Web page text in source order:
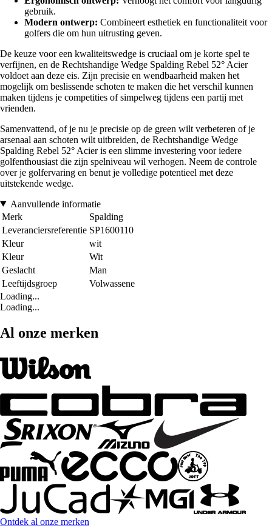
gebruik.
Modern ontwerp: Combineert esthetiek en functionaliteit voor
golfers die om hun uitrusting geven.
De keuze voor een kwaliteitswedge is cruciaal om je korte spel te
verfijnen, en de Rechtshandige Wedge Spalding Rebel 52° Acier
voldoet aan deze eis. Zijn precisie en wendbaarheid maken het
mogelijk om beslissende schoten te maken die het verschil kunnen
maken tijdens je competities of simpelweg tijdens een partij met
vrienden.
Samenvattend, of je nu je precisie op de green wilt verbeteren of je
arsenaal aan schoten wilt uitbreiden, de Rechtshandige Wedge
Spalding Rebel 52° Acier is een slimme investering voor iedere
golfenthousiast die zijn spelniveau wil verhogen. Neem de controle
over je golfervaring en benut je volledige potentieel met deze
uitstekende wedge.
Aanvullende informatie
Merk
Spalding
Leveranciersreferentie SP1600110
Kleur
wit
Kleur
Wit
Geslacht
Man
Leeftijdsgroep
Volwassene
Loading...
Loading...
Al onze merken
Ontdek al onze merken